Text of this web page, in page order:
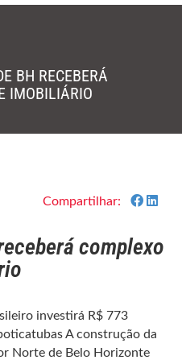
BH RECEBERÁ
IMOBILIÁRIO
Compartilhar:
complexo
investirá R$ 773
A construção da
Norte de Belo Horizonte